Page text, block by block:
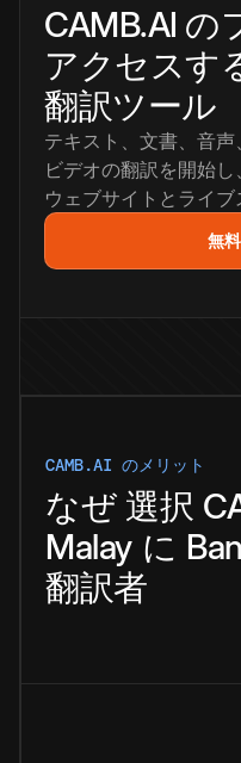
CAMB.AI の
アクセスす
翻訳ツール
テキスト、文書、音声
ビデオの翻訳を開始し、
ウェブサイトとライブ
無
CAMB.AI のメリット
なぜ 選択
Malay に
翻訳者